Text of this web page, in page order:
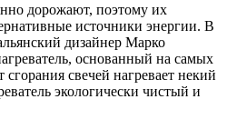
дорожают, поэтому их
источники энергии. В
дизайнер Марко
основанный на самых
свечей нагревает некий
экологически чистый и